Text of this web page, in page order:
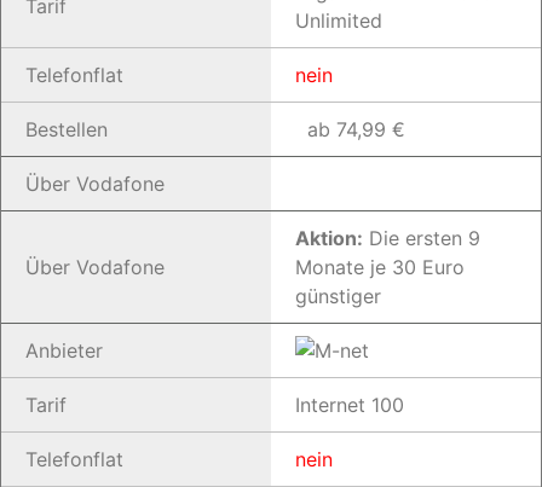
Tarif
Unlimited
Telefonflat nein
Bestellen ab 74,99 €
Über Vodafone
Über Vodafone
Aktion: Die ersten 9
Monate je 30 Euro
günstiger
Anbieter
Tarif Internet 100
Telefonflat nein